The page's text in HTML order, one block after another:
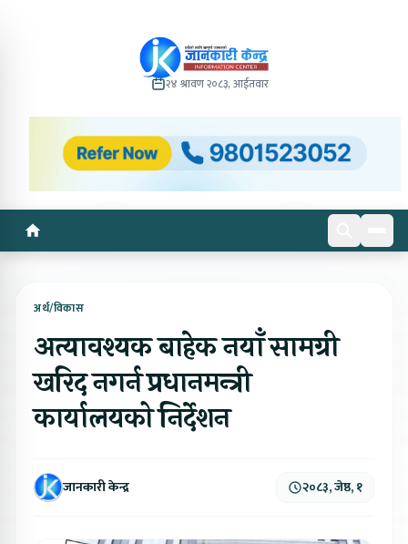
२४ श्रावण २०८३, आईतवार
अर्थ/विकास
अत्यावश्यक बाहेक नयाँ सामग्री
खरिद नगर्न प्रधानमन्त्री
कार्यालयको निर्देशन
जानकारी केन्द्र २०८३, जेष्ठ, १